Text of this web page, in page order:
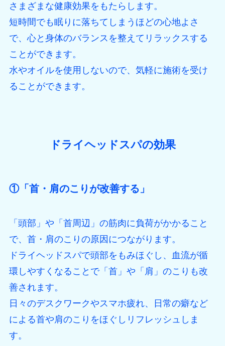
さまざまな健康効果をもたらします。
短時間でも眠りに落ちてしまうほどの心地よさ
で、心と身体のバランスを整えてリラックスする
ことができます。
水やオイルを使用しないので、気軽に施術を受け
ることができます。
ドライヘッドスパの効果
①「首・肩のこりが改善する」
「頭部」や「首周辺」の筋肉に負荷がかかること
で、首・肩のこりの原因につながります。
ドライヘッドスパで頭部をもみほぐし、血流が循
環しやすくなることで「首」や「肩」のこりも改
善されます。
日々のデスクワークやスマホ疲れ、日常の癖など
による首や肩のこりをほぐしリフレッシュしま
す。